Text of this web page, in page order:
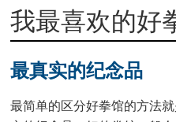
我最喜欢的好
最真实的纪念品
最简单的区分好拳馆的方法